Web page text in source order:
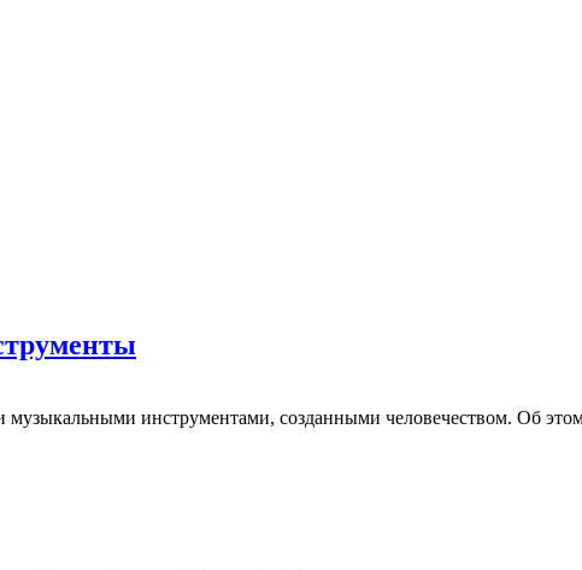
инструментами, созданными человечеством. Об этом